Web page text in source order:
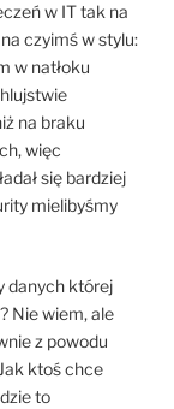
w IT tak na
czyimś w stylu:
w natłoku
na braku
więc
się bardziej
mielibyśmy
danych której
Nie wiem, ale
z powodu
ktoś chce
to